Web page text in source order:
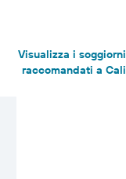
Visualizza i soggiorni
raccomandati a Cali